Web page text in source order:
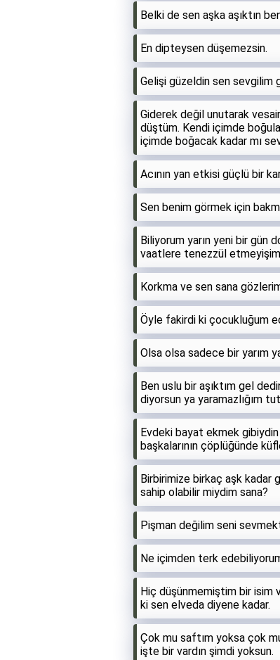
Belki de sen aşka aşıktın
En dipteysen düşemezsin.
Gelişi güzeldin sen sevgilim
Giderek değil unutarak
düştüm. Kendi içimde
içimde boğacak kadar mı
Acının yan etkisi güçlü bir
Sen benim görmek için
Biliyorum yarın yeni bir gün
vaatlere tenezzül
Korkma ve sen sana
Öyle fakirdi ki çocukluğum
Olsa olsa sadece bir yarım
Ben uslu bir aşıktım gel
diyorsun ya yaramazlığım
Evdeki bayat ekmek
başkalarının çöplüğünde
Birbirimize birkaç aşk kadar
sahip olabilir miydim sana?
Pişman değilim seni
Ne içimden terk
Hiç düşünmemiştim bir isim
ki sen elveda diyene kadar.
Çok mu saftım yoksa çok
işte bir vardın şimdi yoksun.